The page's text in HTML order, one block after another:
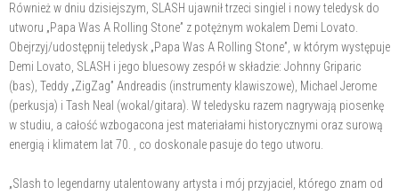
Również w dniu dzisiejszym, SLASH ujawnił trzeci singiel i nowy teledysk do
utworu „Papa Was A Rolling Stone” z potężnym wokalem Demi Lovato.
Obejrzyj/udostępnij teledysk „Papa Was A Rolling Stone”, w którym występuje
Demi Lovato, SLASH i jego bluesowy zespół w składzie: Johnny Griparic
(bas), Teddy „ZigZag” Andreadis (instrumenty klawiszowe), Michael Jerome
(perkusja) i Tash Neal (wokal/gitara). W teledysku razem nagrywają piosenkę
w studiu, a całość wzbogacona jest materiałami historycznymi oraz surową
energią i klimatem lat 70. , co doskonale pasuje do tego utworu.
„Slash to legendarny utalentowany artysta i mój przyjaciel, którego znam od